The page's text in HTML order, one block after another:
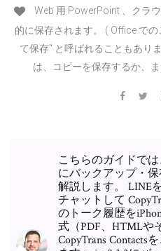
Web 用 PowerPoint 、クラ
的に保存されます。 ( Office で
て保存" と呼ばれることもあり
は、コピーを保存するか、
こちらのガイドで
にバックアップ・
解説します。 LINE
チャットして
のトーク履歴を
式（PDF、HTMLや
CopyTrans Contacts